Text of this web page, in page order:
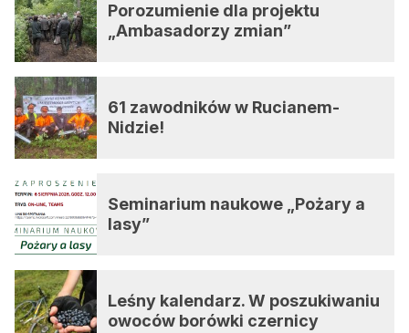
Porozumienie dla projektu
„Ambasadorzy zmian”
61 zawodników w Rucianem-
Nidzie!
Seminarium naukowe „Pożary a
lasy”
Leśny kalendarz. W poszukiwaniu
owoców borówki czernicy